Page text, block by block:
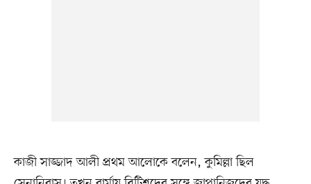
কাজী সাজ্জাদ আলী প্রথম আলোকে বলেন, কুমিল্লা ছিল